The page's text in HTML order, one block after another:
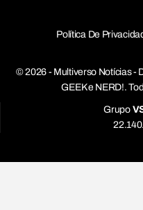
Política De
© 2026 - Multiverso Notícias -
GEEK e NERD!.
Grupo